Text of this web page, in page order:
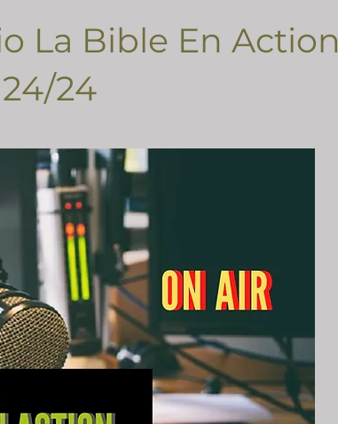
La Bible En Action
24/24